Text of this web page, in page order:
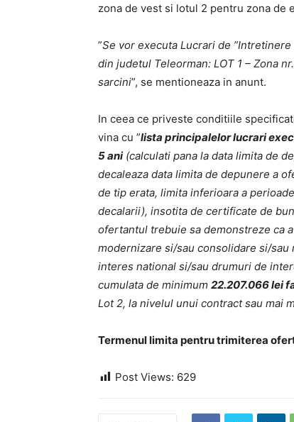
zona de vest si lotul 2 pentru zona de
”Se vor executa Lucrari de
din judetul Teleorman: LOT 1 – Zona
sarcini”, se mentioneaza in anunt.
In ceea ce priveste conditiile
vina cu ”lista principalelor lucrari
5 ani(calculati pana la data limita de
decaleaza data limita de depunere a
de tip erata, limita inferioara a
decalarii), insotita de certificate de
ofertantul trebuie sa demonstreze ca
modernizare si/sau consolidare si/
interes national si/sau drumuri de
cumulata de minimum 22.207.066 lei
Lot 2, la nivelul unui contract sau mai
Termenul limita pentru trimiterea
Post Views: 629